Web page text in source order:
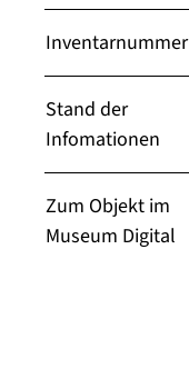
Inventarnummer
Stand der
Infomationen
Zum Objekt im
Museum Digital